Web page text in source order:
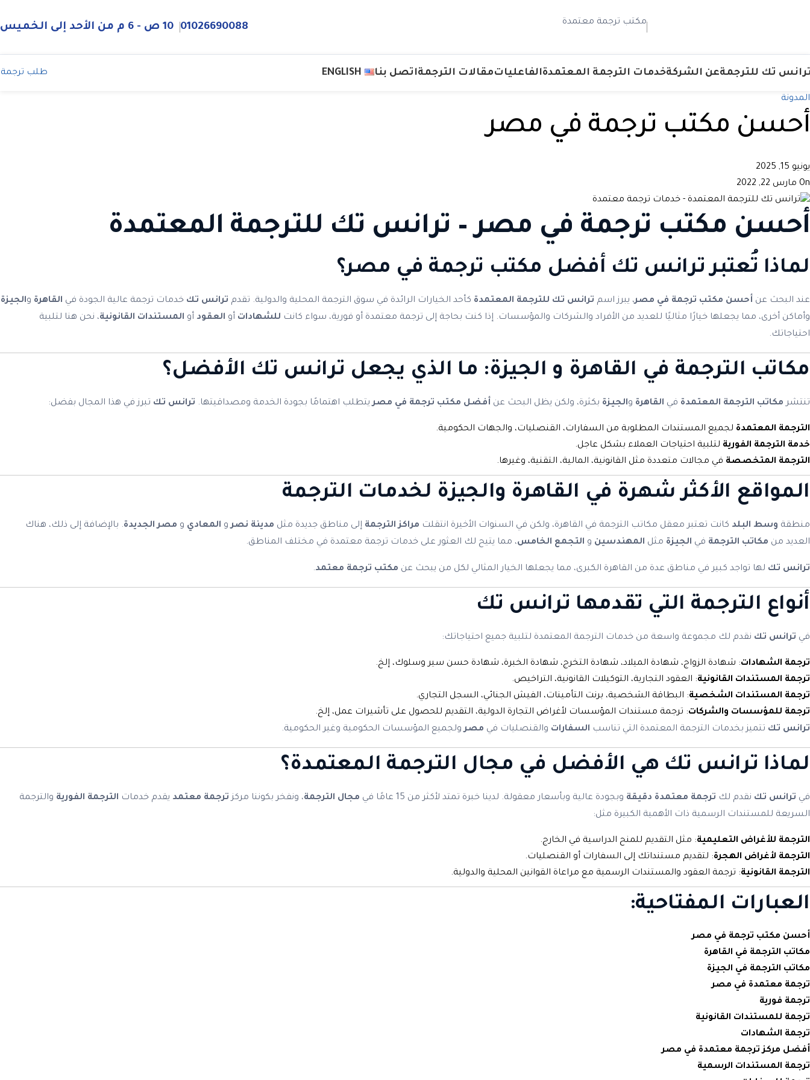
مكتب ترجمة معتمدة 01026690088 10 ص - 6 م من الأحد إلى الخميس
تك للترجمةعن الشركةخدمات الترجمة المعتمدةالفاعلياتمقالات الترجمةاتصل بنا ENGLISH طلب ترجمة
المدونة
أحسن مكتب ترجمة في مصر
يونيو 15, 2025
On مارس 22, 2022
أحسن مكتب ترجمة في مصر – ترانس تك للترجمة المعتمدة
لماذا تُعتبر ترانس تك أفضل مكتب ترجمة في مصر؟
عند البحث عن أحسن مكتب ترجمة في مصر، يبرز اسم ترانس تك للترجمة المعتمدة كأحد الخيارات الرائدة في سوق الترجمة المحلية والدولية. تقدم ترانس تك خدمات ترجمة عالية الجودة في القاهرة والجيزة
وأماكن أخرى، مما يجعلها خيارًا مثاليًا للعديد من الأفراد والشركات والمؤسسات. إذا كنت بحاجة إلى ترجمة معتمدة أو فورية، سواء كانت للشهادات أو العقود أو المستندات القانونية، نحن هنا لتلبية
احتياجاتك.
مكاتب الترجمة في القاهرة و الجيزة: ما الذي يجعل ترانس تك الأفضل؟
تنتشر مكاتب الترجمة المعتمدة في القاهرة والجيزة بكثرة، ولكن يظل البحث عن أفضل مكتب ترجمة في مصريتطلب اهتمامًا بجودة الخدمة ومصداقيتها. ترانس تك تبرز في هذا المجال بفضل:
الترجمة المعتمدة لجميع المستندات المطلوبة من السفارات، القنصليات، والجهات الحكومية.
خدمة الترجمة الفورية لتلبية احتياجات العملاء بشكل عاجل.
الترجمة المتخصصة في مجالات متعددة مثل القانونية، المالية، التقنية، وغيرها.
المواقع الأكثر شهرة في القاهرة والجيزة لخدمات الترجمة
منطقة وسط البلد كانت تعتبر معقل مكاتب الترجمة في القاهرة، ولكن في السنوات الأخيرة انتقلت مراكز الترجمة إلى مناطق جديدة مثل مدينة نصرو المعادي و مصر الجديدة. بالإضافة إلى ذلك، هناك
العديد من مكاتب الترجمة في الجيزة مثل المهندسين و التجمع الخامس، مما يتيح لك العثور على خدمات ترجمة معتمدة في مختلف المناطق.
ترانس تك لها تواجد كبير في مناطق عدة من القاهرة الكبرى، مما يجعلها الخيار المثالي لكل من يبحث عن مكتب ترجمة معتمد.
أنواع الترجمة التي تقدمها ترانس تك
في ترانس تك نقدم لك مجموعة واسعة من خدمات الترجمة المعتمدة لتلبية جميع احتياجاتك:
ترجمة الشهادات: شهادة الزواج، شهادة الميلاد، شهادة التخرج، شهادة الخبرة، شهادة حسن سير وسلوك، إلخ.
ترجمة المستندات القانونية: العقود التجارية، التوكيلات القانونية، التراخيص.
ترجمة المستندات الشخصية: البطاقة الشخصية، برنت التأمينات، الفيش الجنائي، السجل التجاري.
ترجمة للمؤسسات والشركات: ترجمة مستندات المؤسسات لأغراض التجارة الدولية، التقديم للحصول على تأشيرات عمل، إلخ.
ترانس تك تتميز بخدمات الترجمة المعتمدة التي تناسب السفارات والقنصليات في مصرولجميع المؤسسات الحكومية وغير الحكومية.
لماذا ترانس تك هي الأفضل في مجال الترجمة المعتمدة؟
في ترانس تك نقدم لك ترجمة معتمدة دقيقة وبجودة عالية وبأسعار معقولة. لدينا خبرة تمتد لأكثر من 15 عامًا في مجال الترجمة، ونفخر بكوننا مركزترجمة معتمد يقدم خدمات الترجمة الفورية والترجمة
السريعة للمستندات الرسمية ذات الأهمية الكبيرة مثل:
الترجمة للأغراض التعليمية: مثل التقديم للمنح الدراسية في الخارج.
الترجمة لأغراض الهجرة: لتقديم مستنداتك إلى السفارات أو القنصليات.
الترجمة القانونية: ترجمة العقود والمستندات الرسمية مع مراعاة القوانين المحلية والدولية.
العبارات المفتاحية:
أحسن مكتب ترجمة في مصر
مكاتب الترجمة في القاهرة
مكاتب الترجمة في الجيزة
ترجمة معتمدة في مصر
ترجمة فورية
ترجمة للمستندات القانونية
ترجمة الشهادات
أفضل مركز ترجمة معتمدة في مصر
ترجمة المستندات الرسمية